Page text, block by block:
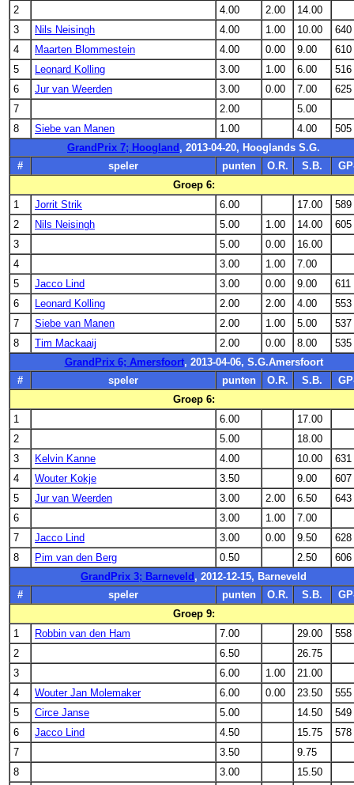
2
4.00 2.00
14.00
3
Nils Neisingh 4.00 1.00 10.00
640
4
Maarten Blommestein 4.00 0.00 9.00
610
5
Leonard Kolling 3.00 1.00 6.00
516
6
Jur van Weerden 3.00 0.00 7.00
625
7
2.00
5.00
8
Siebe van Manen 1.00 4.00
505
GrandPrix 7; Hoogland , 2013-04-20, Hooglands S.G.
#
speler punten O.R. S.B.
Groep 6:
1
Jorrit Strik 6.00 17.00
589
2
Nils Neisingh 5.00 1.00 14.00
605
3
5.00 0.00
16.00
4
3.00 1.00
7.00
5
Jacco Lind 3.00 0.00 9.00
611
6
Leonard Kolling 2.00 2.00 4.00
553
7
Siebe van Manen 2.00 1.00 5.00
537
8
Tim Mackaaij 2.00 0.00 8.00
535
GrandPrix 6; Amersfoort, 2013-04-06, S.G.Amersfoort
#
speler punten O.R. S.B.
Groep 6:
1
6.00
17.00
2
5.00
18.00
3
Kelvin Kanne 4.00 10.00
631
4
Wouter Kokje 3.50 9.00
607
5
Jur van Weerden 3.00 2.00 6.50
643
6
3.00 1.00
7.00
7
Jacco Lind 3.00 0.00 9.50
628
8
Pim van den Berg 0.50 2.50
606
GrandPrix 3; Barneveld , 2012-12-15, Barneveld
#
speler punten O.R. S.B.
Groep 9:
1
Robbin van den Ham 7.00 29.00
558
2
6.50
26.75
3
6.00 1.00
21.00
4
Wouter Jan Molemaker 6.00 0.00 23.50
555
5
Circe Janse 5.00 14.50
549
6
Jacco Lind 4.50 15.75
578
7
3.50
9.75
8
3.00
15.50